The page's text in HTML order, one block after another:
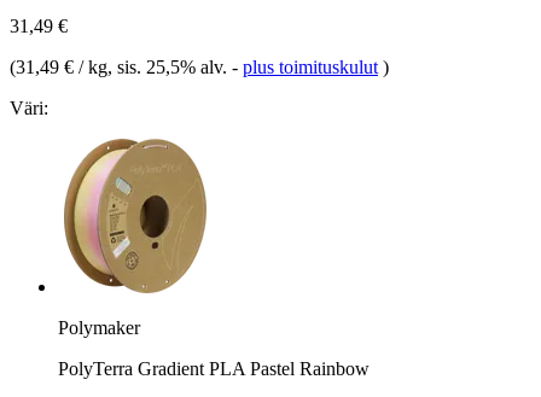
31,49 €
(31,49 € / kg, sis. 25,5% alv. - plus toimituskulut )
Väri:
Polymaker
PolyTerra Gradient PLA Pastel Rainbow